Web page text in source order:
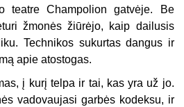
teatre Champolion gatvėje. Be
žmonės žiūrėjo, kaip dailusis
Technikos sukurtas dangus ir
apie atostogas.
į kurį telpa ir tai, kas yra už jo.
vadovaujasi garbės kodeksu, ir